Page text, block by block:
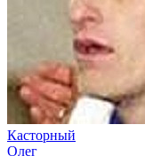
Касторный
Олег